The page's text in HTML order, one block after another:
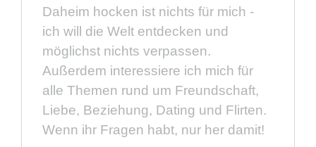
Daheim hocken ist nichts für mich -
ich will die Welt entdecken und
möglichst nichts verpassen.
Außerdem interessiere ich mich für
alle Themen rund um Freundschaft,
Liebe, Beziehung, Dating und Flirten.
Wenn ihr Fragen habt, nur her damit!